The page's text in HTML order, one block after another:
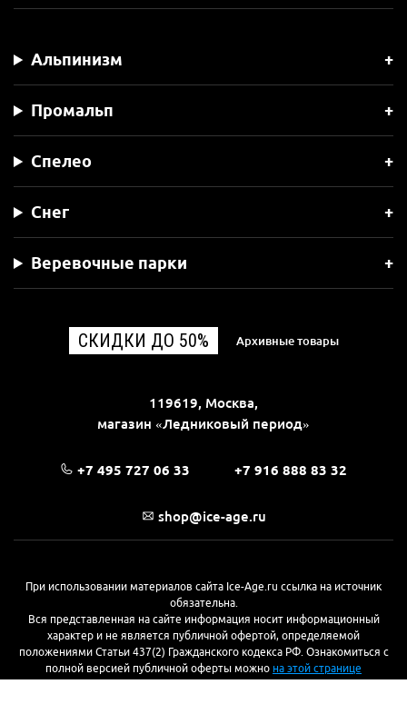
Альпинизм
Промальп
Спелео
Снег
Веревочные парки
СКИДКИ ДО 50% Архивные товары
119619, Москва,
магазин «Ледниковый период»
+7 495 727 06 33 +7 916 888 83 32
shop@ice-age.ru
При использовании материалов сайта Ice-Age.ru ссылка на источник
обязательна.
Вся представленная на сайте информация носит информационный
характер и не является публичной офертой, определяемой
положениями Статьи 437(2) Гражданского кодекса РФ. Ознакомиться с
полной версией публичной оферты можно на этой странице